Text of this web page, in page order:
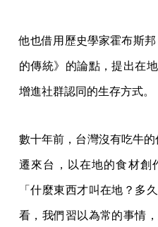
他也借用歷史學家霍布斯邦
的傳統》的論點，提出在
增進社群認同的生存方式。
數十年前，台灣沒有吃牛
遷來台，以在地的食材創
「什麼東西才叫在地？多
看，我們習以為常的事情